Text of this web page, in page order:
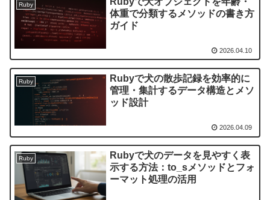
Ruby
体重で分類するメソッドの書き方
ガイド
2026.04.10
Ruby
Rubyで犬の散歩記録を効率的に
管理・集計するデータ構造とメソ
ッド設計
2026.04.09
Ruby
Rubyで犬のデータを見やすく表
示する方法：to_sメソッドとフォ
ーマット処理の活用